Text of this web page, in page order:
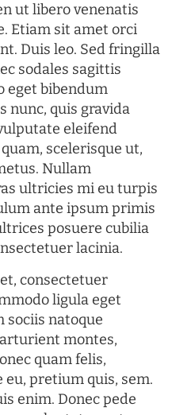
ut libero venenatis
Etiam sit amet orci
Duis leo. Sed fringilla
sodales sagittis
eget bibendum
nunc, quis gravida
eleifend
scelerisque ut,
Nullam
ultricies mi eu turpis
ante ipsum primis
posuere cubilia
lacinia.
consectetuer
ligula eget
sociis natoque
montes,
quam felis,
pretium quis, sem.
enim. Donec pede